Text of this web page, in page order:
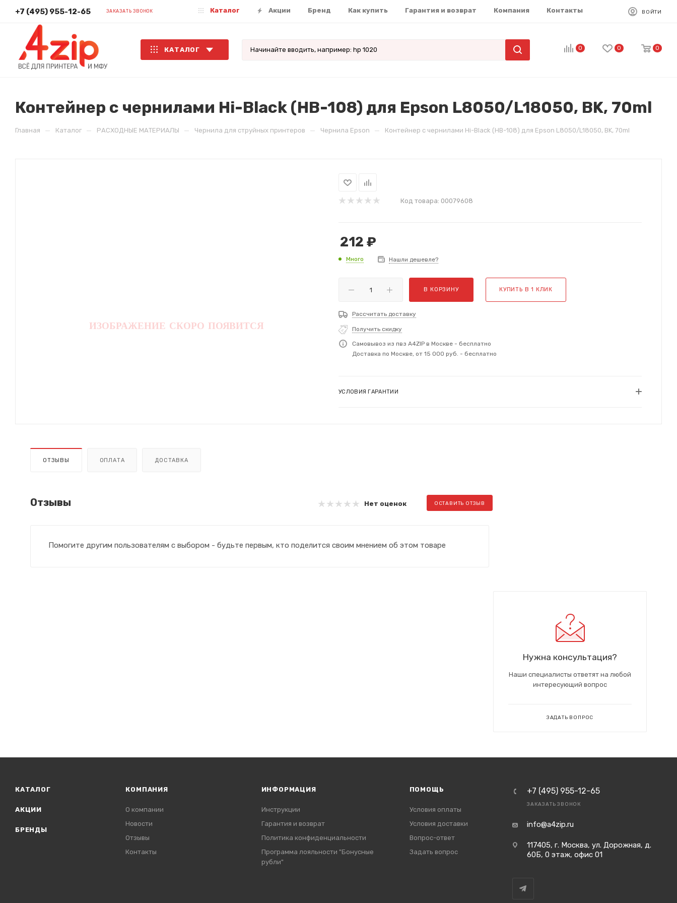
+7 (495) 955-12-65 ЗАКАЗАТЬ ЗВОНОК Каталог Акции Бренд Как купить Гарантия и возврат Компания Контакты ВОЙТИ
КАТАЛОГ 0 0 0
Контейнер с чернилами Hi-Black (HB-108) для Epson L8050/L18050, BK, 70ml
Главная — Каталог — РАСХОДНЫЕ МАТЕРИАЛЫ — Чернила для струйных принтеров — Чернила Epson — Контейнер с чернилами Hi-Black (HB-108) для Epson L8050/L18050, BK, 70ml
Код товара: 00079608
212 ₽
Много Нашли дешевле?
В КОРЗИНУ КУПИТЬ В 1 КЛИК
Рассчитать доставку
Получить скидку
Самовывоз из пвз A4ZIP в Москве - бесплатно
Доставка по Москве, от 15 000 руб. - бесплатно
УСЛОВИЯ ГАРАНТИИ
ОТЗЫВЫ ОПЛАТА ДОСТАВКА
Отзывы Нет оценок ОСТАВИТЬ ОТЗЫВ
Помогите другим пользователям с выбором - будьте первым, кто поделится своим мнением об этом товаре
Нужна консультация?
Наши специалисты ответят на любой
интересующий вопрос
ЗАДАТЬ ВОПРОС
КАТАЛОГ
АКЦИИ
БРЕНДЫ
КОМПАНИЯ
О компании
Новости
Отзывы
Контакты
ИНФОРМАЦИЯ
Инструкции
Гарантия и возврат
Политика конфиденциальности
Программа лояльности "Бонусные
рубли"
ПОМОЩЬ
Условия оплаты
Условия доставки
Вопрос-ответ
Задать вопрос
+7 (495) 955-12-65
ЗАКАЗАТЬ ЗВОНОК
info@a4zip.ru
117405, г. Москва, ул. Дорожная, д.
60Б, 0 этаж, офис 01